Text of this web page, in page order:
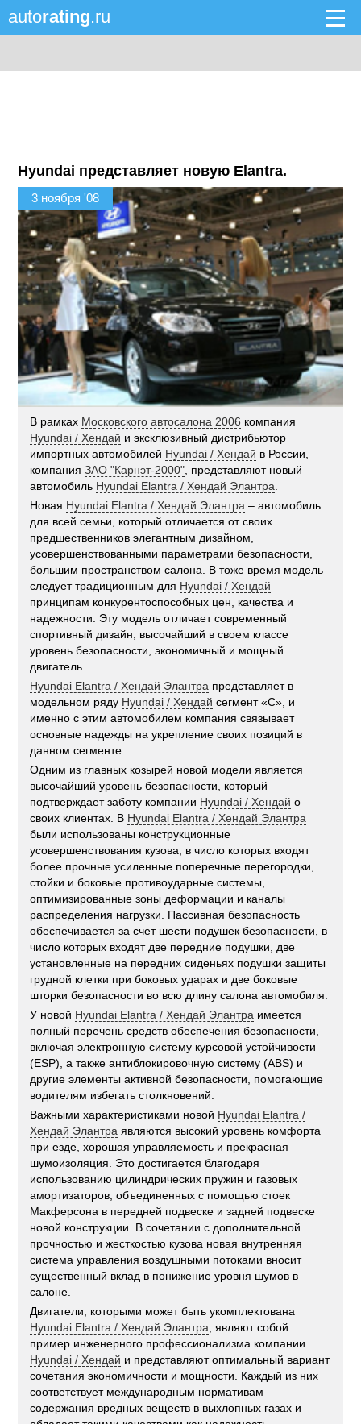
autorating.ru
Hyundai представляет новую Elantra.
3 ноября '08
В рамках Московского автосалона 2006 компания
Hyundai / Хендай и эксклюзивный дистрибьютор
импортных автомобилей Hyundai / Хендай в России,
компанияЗАО "Карнэт-2000" , представляют новый
автомобиль Hyundai Elantra / Хендай Элантра
Новая Hyundai Elantra / Хендай Элантра – автомобиль
для всей семьи, который отличается от своих
предшественников элегантным дизайном,
усовершенствованными параметрами безопасности,
большим пространством салона. В тоже время модель
следует традиционным для Hyundai / Хендай
принципам конкурентоспособных цен, качества и
надежности. Эту модель отличает современный
спортивный дизайн, высочайший в своем классе
уровень безопасности, экономичный и мощный
двигатель.
Hyundai Elantra / Хендай Элантра представляет в
модельном ряду Hyundai / Хендай сегмент «С», и
именно с этим автомобилем компания связывает
основные надежды на укрепление своих позиций в
данном сегменте.
Одним из главных козырей новой модели является
высочайший уровень безопасности, который
подтверждает заботу компании Hyundai / Хендай о
своих клиентах. В Hyundai Elantra / Хендай Элантра
были использованы конструкционные
усовершенствования кузова, в число которых входят
более прочные усиленные поперечные перегородки,
стойки и боковые противоударные системы,
оптимизированные зоны деформации и каналы
распределения нагрузки. Пассивная безопасность
обеспечивается за счет шести подушек безопасности, в
число которых входят две передние подушки, две
установленные на передних сиденьях подушки защиты
грудной клетки при боковых ударах и две боковые
шторки безопасности во всю длину салона автомобиля.
У новой Hyundai Elantra / Хендай Элантра имеется
полный перечень средств обеспечения безопасности,
включая электронную систему курсовой устойчивости
(ESP), а также антиблокировочную систему (ABS) и
другие элементы активной безопасности, помогающие
водителям избегать столкновений.
Важными характеристиками новой Hyundai Elantra /
Хендай Элантра являются высокий уровень комфорта
при езде, хорошая управляемость и прекрасная
шумоизоляция. Это достигается благодаря
использованию цилиндрических пружин и газовых
амортизаторов, объединенных с помощью стоек
Макферсона в передней подвеске и задней подвеске
новой конструкции. В сочетании с дополнительной
прочностью и жесткостью кузова новая внутренняя
система управления воздушными потоками вносит
существенный вклад в понижение уровня шумов в
салоне.
Двигатели, которыми может быть укомплектована
Hyundai Elantra / Хендай Элантра , являют собой
пример инженерного профессионализма компании
Hyundai / Хендай и представляют оптимальный вариант
сочетания экономичности и мощности. Каждый из них
соответствует международным нормативам
содержания вредных веществ в выхлопных газах и